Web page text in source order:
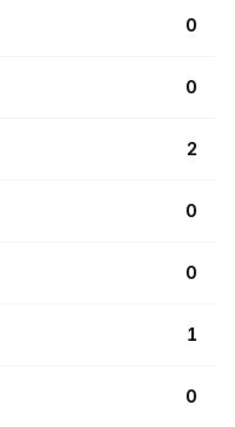
0
0
2
0
0
1
0